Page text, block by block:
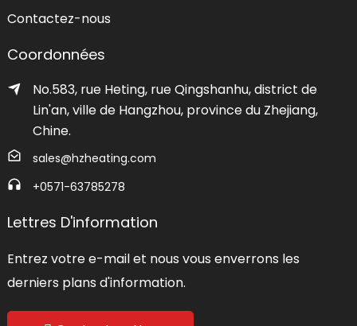
Contactez-nous
Coordonnées
No.583, rue Heting, rue Qingshanhu, district de
Lin'an, ville de Hangzhou, province du Zhejiang,
Chine.
sales@hzheating.com
+0571-63785278
Lettres D'information
Entrez votre e-mail et nous vous enverrons les
derniers plans d'information.